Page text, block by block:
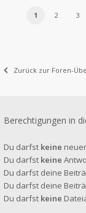
1 2 3
Zurück zur Foren-
Berechtigungen in
Du darfst keine
Du darfst keine
Du darfst deine
Du darfst deine
Du darfst keine